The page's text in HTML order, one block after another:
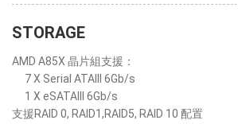
STORAGE
AMD A85X 晶片組支援：
7 X Serial ATAIII 6Gb/s
1 X eSATAIII 6Gb/s
支援RAID 0, RAID1,RAID5, RAID 10 配置